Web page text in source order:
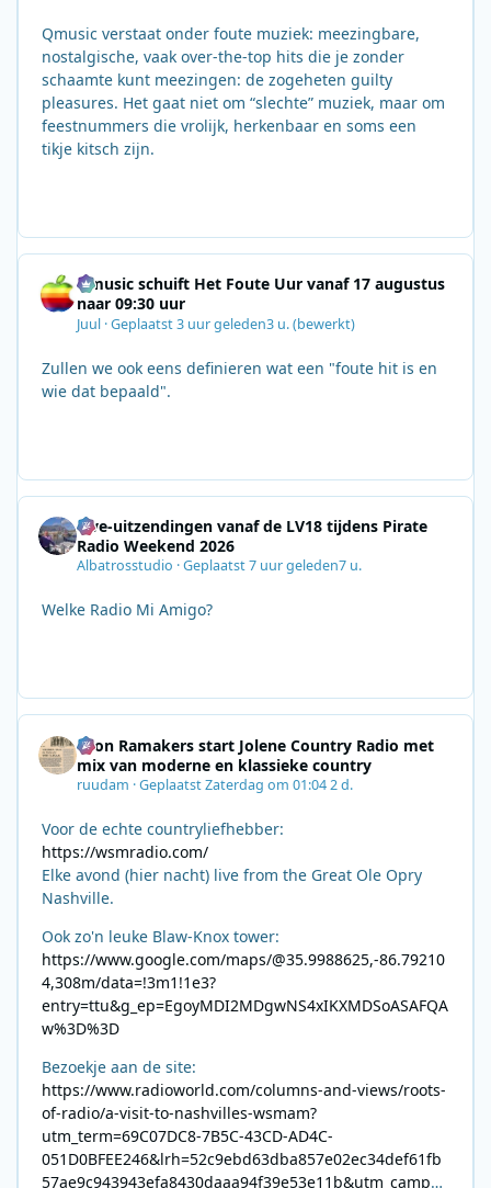
Qmusic verstaat onder foute muziek: meezingbare,
nostalgische, vaak over‑the‑top hits die je zonder
schaamte kunt meezingen: de zogeheten guilty
pleasures. Het gaat niet om “slechte” muziek, maar om
feestnummers die vrolijk, herkenbaar en soms een
tikje kitsch zijn.
Qmusic schuift Het Foute Uur vanaf 17 augustus
naar 09:30 uur
Juul ·Geplaatst3 uur geleden3 u.(bewerkt)
Zullen we ook eens definieren wat een "foute hit is en
wie dat bepaald".
Live-uitzendingen vanaf de LV18 tijdens Pirate
Radio Weekend 2026
Albatrosstudio ·Geplaatst7 uur geleden7 u.
Welke Radio Mi Amigo?
Leon Ramakers start Jolene Country Radio met
mix van moderne en klassieke country
ruudam ·GeplaatstZaterdag om 01:042 d.
Voor de echte countryliefhebber:
https://wsmradio.com/
Elke avond (hier nacht) live from the Great Ole Opry
Nashville.
Ook zo'n leuke Blaw-Knox tower:
https://www.google.com/maps/@35.9988625,-86.79210
4,308m/data=!3m1!1e3?
entry=ttu&g_ep=EgoyMDI2MDgwNS4xIKXMDSoASAFQA
w%3D%3D
Bezoekje aan de site:
https://www.radioworld.com/columns-and-views/roots-
of-radio/a-visit-to-nashvilles-wsmam?
utm_term=69C07DC8-7B5C-43CD-AD4C-
051D0BFEE246&lrh=52c9ebd63dba857e02ec34def61fb
57ae9c943943efa8430daaa94f39e53e11b&utm_campai